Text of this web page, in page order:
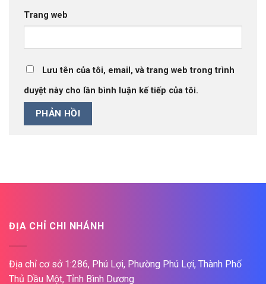
Trang web
Lưu tên của tôi, email, và trang web trong trình
duyệt này cho lần bình luận kế tiếp của tôi.
ĐỊA CHỈ CHI NHÁNH
Địa chỉ cơ sở 1:286, Phú Lợi, Phường Phú Lợi, Thành Phố
Thủ Dầu Một, Tỉnh Bình Dương